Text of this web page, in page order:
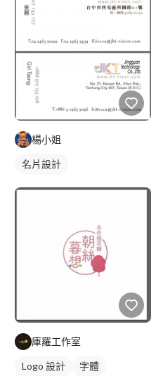
楊小姐
名片設計
庫羅工作室
Logo 設計
字體